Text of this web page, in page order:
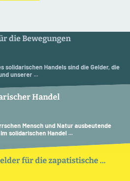
die Bewegungen
solidarischen Handels sind die Gelder, die
unserer ...
Handel
Mensch und Natur ausbeutende
solidarischen Handel ...
für die zapatistische ...